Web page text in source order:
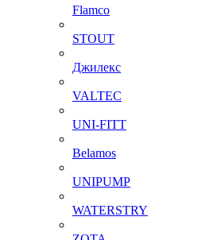
Flamco
STOUT
Джилекс
VALTEC
UNI-FITT
Belamos
UNIPUMP
WATERSTRY